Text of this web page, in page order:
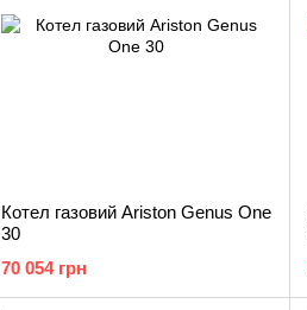
Котел газовий Ariston Genus One
30
70 054 грн